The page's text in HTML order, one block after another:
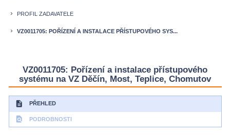
keyboard_arrow_right PROFIL ZADAVATELE
keyboard_arrow_right VZ0011705: POŘÍZENÍ A INSTALACE PŘÍSTUPOVÉHO SYS...
VZ0011705: Pořízení a instalace přístupového
systému na VZ Děčín, Most, Teplice, Chomutov
description PŘEHLED
find_in_page PODROBNOSTI